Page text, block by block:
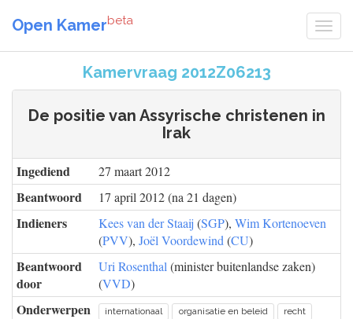
Open Kamerbeta
Kamervraag 2012Z06213
De positie van Assyrische christenen in
Irak
Ingediend 27 maart 2012
Beantwoord 17 april 2012 (na 21 dagen)
Indieners Kees van der Staaij (SGP), Wim Kortenoeven
(PVV), Joël Voordewind (CU)
Beantwoord
door
Uri Rosenthal (minister buitenlandse zaken)
(VVD)
Onderwerpen internationaal organisatie en beleid
recht